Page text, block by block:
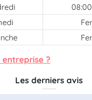
?
Les derniers avis